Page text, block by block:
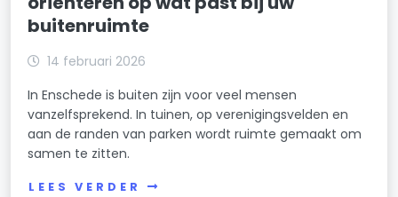
buitenruimte
14 februari 2026
In Enschede is buiten zijn voor veel mensen
vanzelfsprekend. In tuinen, op verenigingsvelden en
aan de randen van parken wordt ruimte gemaakt om
samen te zitten.
LEES VERDER